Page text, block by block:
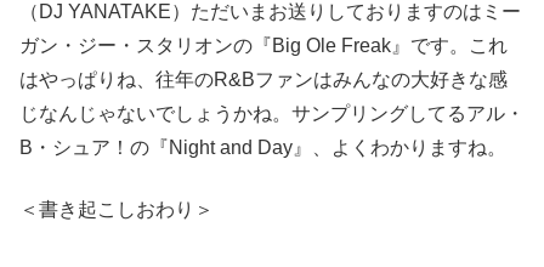
（DJ YANATAKE）ただいまお送りしておりますのはミー
ガン・ジー・スタリオンの『Big Ole Freak』です。これ
はやっぱりね、往年のR&Bファンはみんなの大好きな感
じなんじゃないでしょうかね。サンプリングしてるアル・
B・シュア！の『Night and Day』、よくわかりますね。
＜書き起こしおわり＞